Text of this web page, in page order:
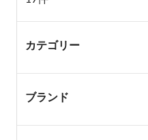
カテゴリー
ブランド